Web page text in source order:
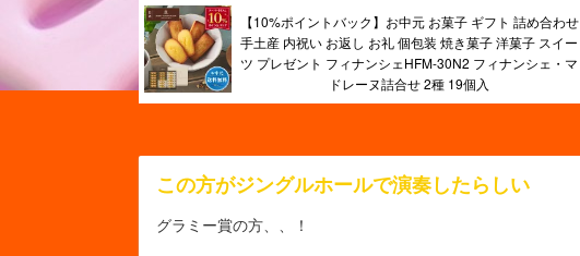
【10%ポイントバック】お中元 お菓子 ギフト 詰め合わせ
手土産 内祝い お返し お礼 個包装 焼き菓子 洋菓子 スイー
ツ プレゼント フィナンシェHFM-30N2 フィナンシェ・マ
ドレーヌ詰合せ 2種 19個入
この方がジングルホールで演奏したらしい
グラミー賞の方、、！